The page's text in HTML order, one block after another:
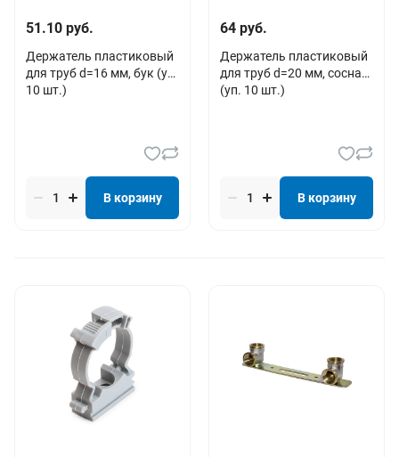
51.10 руб.
Держатель пластиковый
для труб d=16 мм, бук (уп.
10 шт.)
В корзину
64 руб.
Держатель пластиковый
для труб d=20 мм, сосна
(уп. 10 шт.)
В корзину